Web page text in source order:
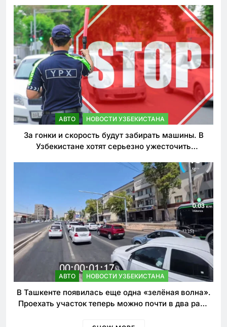
АВТО НОВОСТИ УЗБЕКИСТАНА
За гонки и скорость будут забирать машины. В
Узбекистане хотят серьезно ужесточить
АВТО НОВОСТИ УЗБЕКИСТАНА
В Ташкенте появилась еще одна «зелёная волна».
Проехать участок теперь можно почти в два раза